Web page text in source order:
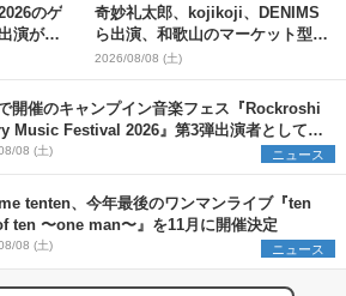
のゲ
演が決
奇妙礼太郎、kojikoji、DENIMS
ら出演、和歌山のマーケット型野
外イベント『PICNIC JAM
2026』早割チケット発売開始
2026/08/08 (土)
開催のキャンプイン音楽フェス『Rockroshi
Music Festival 2026』第3弾出演者として
DO、かりゆし58、Reiを発表
08 (土) ニュース
tenten、今年最後のワンマンライブ『ten
ten 〜one man〜』を11月に開催決定
08 (土) ニュース